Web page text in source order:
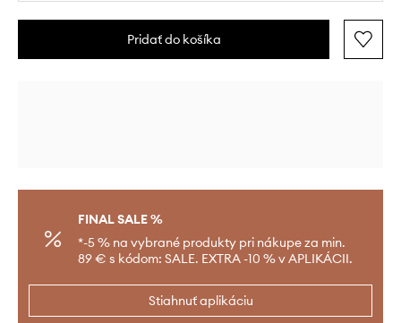
Pridať do košíka
FINAL SALE %
*-5 % na vybrané produkty pri nákupe za min.
89 € s kódom: SALE. EXTRA -10 % v APLIKÁCII.
Stiahnuť aplikáciu